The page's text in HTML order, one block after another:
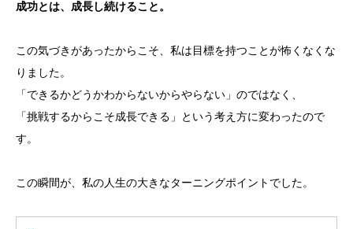
成功とは、成長し続けること。
この気づきがあったからこそ、私は目標を持つことが怖くなくな
りました。
「できるかどうかわからないからやらない」のではなく、
「挑戦するからこそ成長できる」という考え方に変わったので
す。
この瞬間が、私の人生の大きなターニングポイントでした。